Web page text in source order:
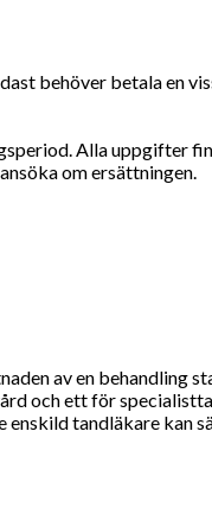
behöver betala en
Alla uppgifter
om ersättningen.
av en behandling
och ett för
tandläkare kan